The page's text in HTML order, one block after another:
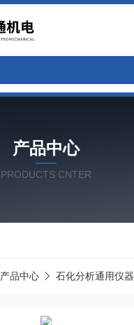
产品中心
PRODUCTS CNTER
产品中心 石化分析通用仪器